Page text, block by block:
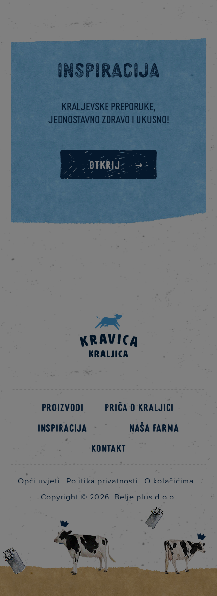
Inspiracija
Kraljevske preporuke,
jednostavno zdravo i ukusno!
OTKRIJ
Proizvodi
Priča o kraljici
Inspiracija
Naša farma
Kontakt
Opći uvjeti Politika privatnosti
O kolačićima
Copyright © 2026. Belje plus d.o.o.